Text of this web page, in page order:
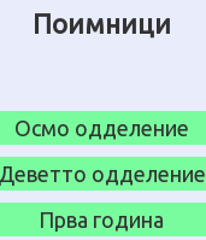
Поимници
Осмо одделение
Деветто одделение
Прва година